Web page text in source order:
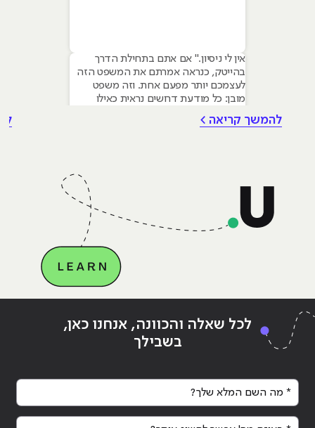
אין לי ניסיון." אם אתם בתחילת הדרך
בהייטק, כנראה אמרתם את המשפט הזה
לעצמכם יותר מפעם אחת. וזה משפט
מובן: כל מודעת דרושים נראית כאילו
כבר נגע במוצר אמיתי, כבר צבר ביטחון.
Continue reading
להמשך קריאה >
לכל שאלה והכוונה, אנחנו כאן,
בשבילך
* מה השם המלא שלך?
* באיזה מס' אפשר להשיג אותך?